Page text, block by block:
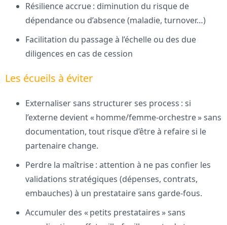
Résilience accrue : diminution du risque de
dépendance ou d’absence (maladie, turnover…)
Facilitation du passage à l’échelle ou des due
diligences en cas de cession
Les écueils à éviter
Externaliser sans structurer ses process : si
l’externe devient « homme/femme-orchestre » sans
documentation, tout risque d’être à refaire si le
partenaire change.
Perdre la maîtrise : attention à ne pas confier les
validations stratégiques (dépenses, contrats,
embauches) à un prestataire sans garde-fous.
Accumuler des « petits prestataires » sans